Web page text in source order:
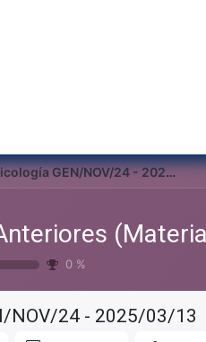
GEN/NOV/24 - 2025/03/13
0 %
NOV/24 - 2025/03/13